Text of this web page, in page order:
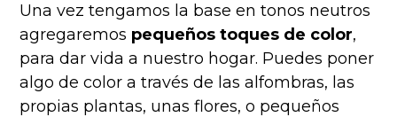
Una vez tengamos la base en tonos neutros
agregaremos pequeños toques de color,
para dar vida a nuestro hogar. Puedes poner
algo de color a través de las alfombras, las
propias plantas, unas flores, o pequeños